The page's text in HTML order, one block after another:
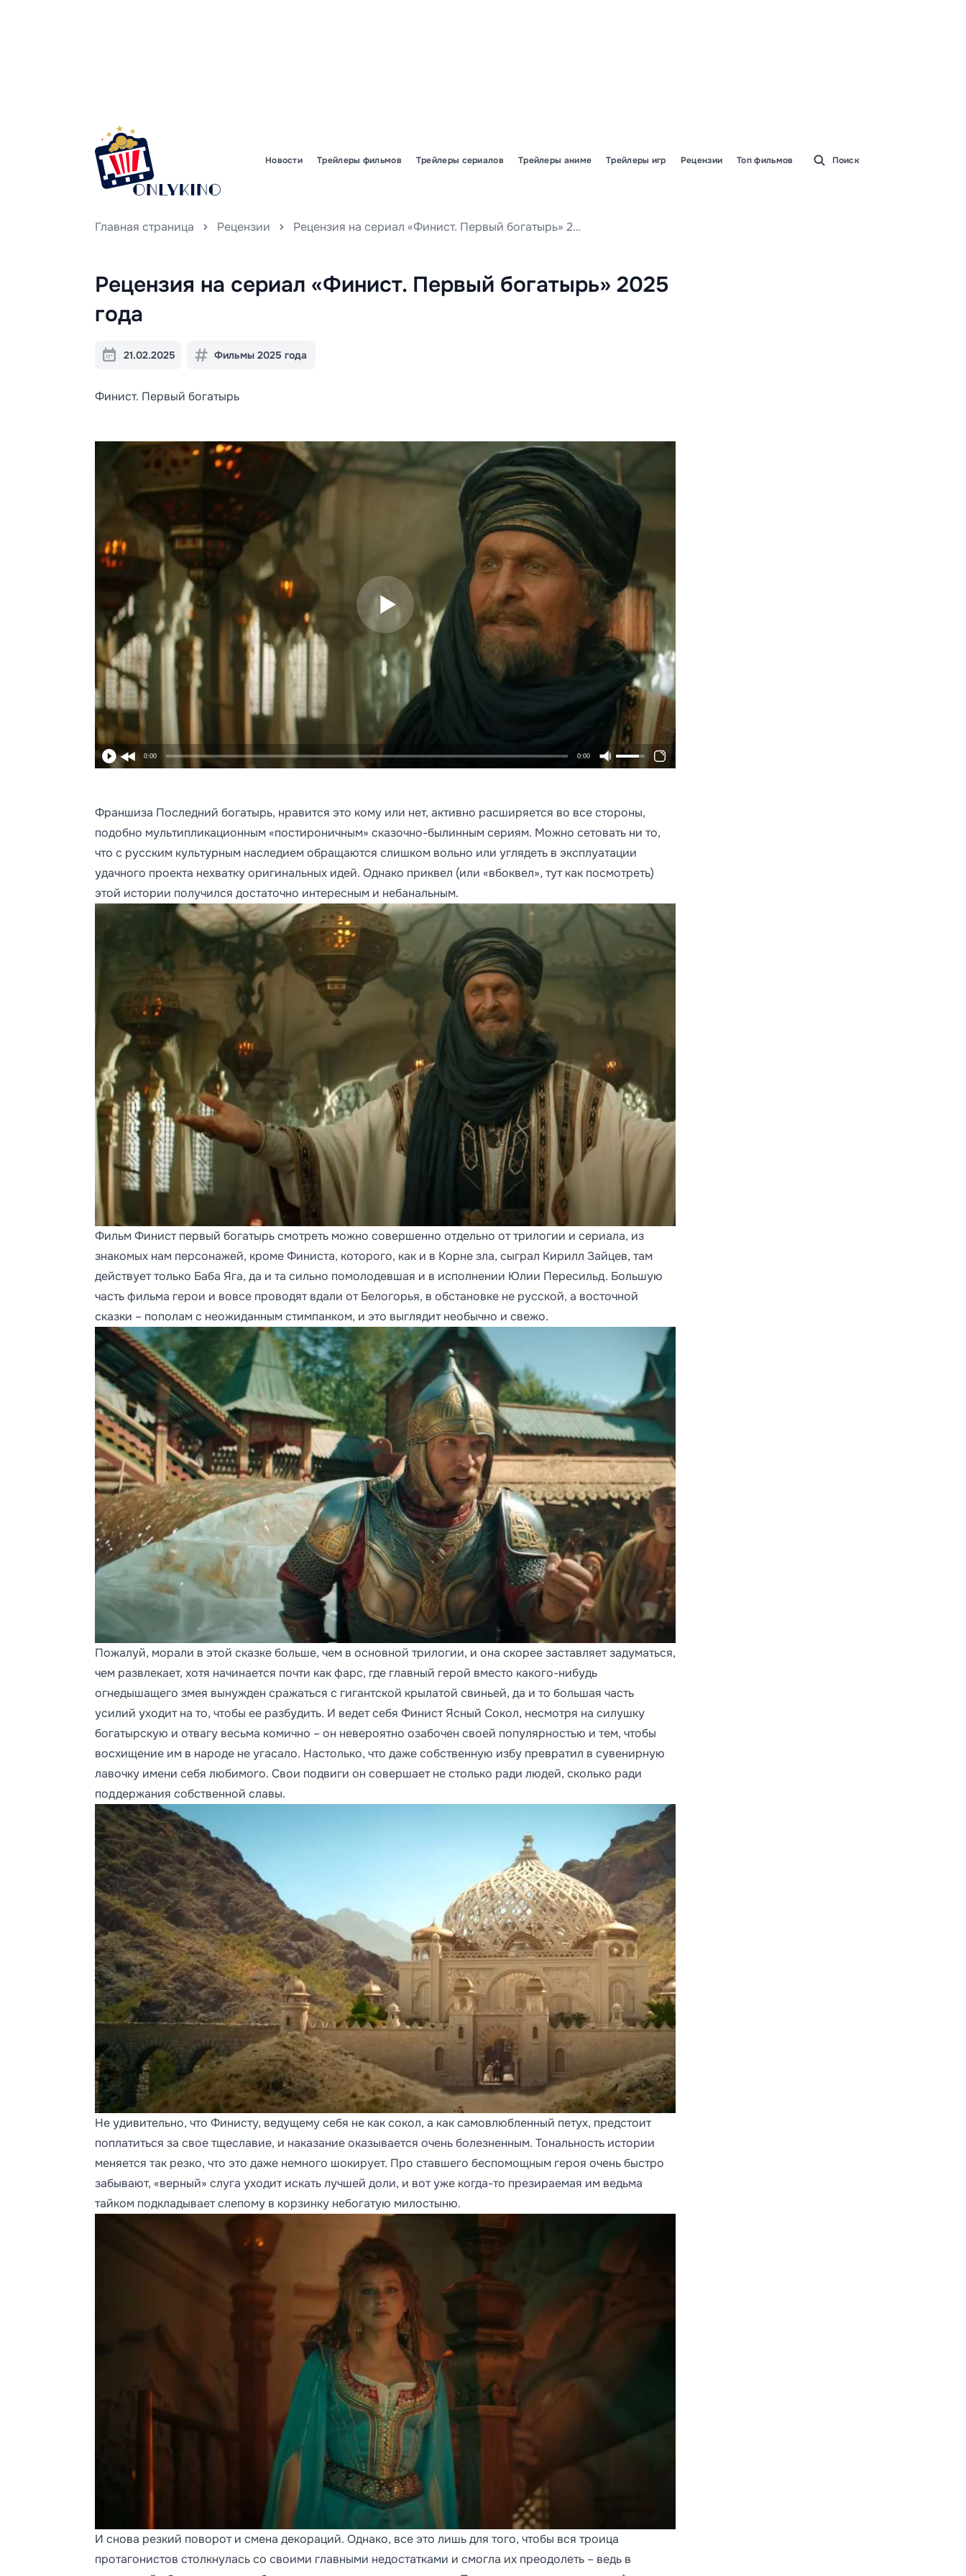
Новости Трейлеры фильмов Трейлеры сериалов Трейлеры аниме Трейлеры игр Рецензии Топ фильмов Поиск
Главная страница Рецензии Рецензия на сериал «Финист. Первый богатырь» 2025 года
Рецензия на сериал «Финист. Первый богатырь» 2025
года
21.02.2025 Фильмы 2025 года
Финист. Первый богатырь
0:00 0:00
Франшиза Последний богатырь, нравится это кому или нет, активно расширяется во все стороны,
подобно мультипликационным «постироничным» сказочно-былинным сериям. Можно сетовать ни то,
что с русским культурным наследием обращаются слишком вольно или углядеть в эксплуатации
удачного проекта нехватку оригинальных идей. Однако приквел (или «вбоквел», тут как посмотреть)
этой истории получился достаточно интересным и небанальным.
Фильм Финист первый богатырь смотреть можно совершенно отдельно от трилогии и сериала, из
знакомых нам персонажей, кроме Финиста, которого, как и в Корне зла, сыграл Кирилл Зайцев, там
действует только Баба Яга, да и та сильно помолодевшая и в исполнении Юлии Пересильд. Большую
часть фильма герои и вовсе проводят вдали от Белогорья, в обстановке не русской, а восточной
сказки – пополам с неожиданным стимпанком, и это выглядит необычно и свежо.
Пожалуй, морали в этой сказке больше, чем в основной трилогии, и она скорее заставляет задуматься,
чем развлекает, хотя начинается почти как фарс, где главный герой вместо какого-нибудь
огнедышащего змея вынужден сражаться с гигантской крылатой свиньей, да и то большая часть
усилий уходит на то, чтобы ее разбудить. И ведет себя Финист Ясный Сокол, несмотря на силушку
богатырскую и отвагу весьма комично – он невероятно озабочен своей популярностью и тем, чтобы
восхищение им в народе не угасало. Настолько, что даже собственную избу превратил в сувенирную
лавочку имени себя любимого. Свои подвиги он совершает не столько ради людей, сколько ради
поддержания собственной славы.
Не удивительно, что Финисту, ведущему себя не как сокол, а как самовлюбленный петух, предстоит
поплатиться за свое тщеславие, и наказание оказывается очень болезненным. Тональность истории
меняется так резко, что это даже немного шокирует. Про ставшего беспомощным героя очень быстро
забывают, «верный» слуга уходит искать лучшей доли, и вот уже когда-то презираемая им ведьма
тайком подкладывает слепому в корзинку небогатую милостыню.
И снова резкий поворот и смена декораций. Однако, все это лишь для того, чтобы вся троица
протагонистов столкнулась со своими главными недостатками и смогла их преодолеть – ведь в